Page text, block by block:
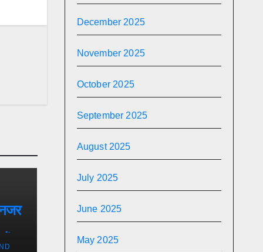
हैं
December 2025
November 2025
October 2025
September 2025
August 2025
July 2025
June 2025
May 2025